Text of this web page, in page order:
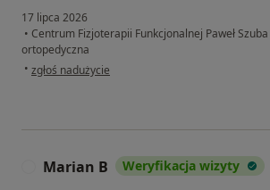
17 lipca 2026
• Centrum Fizjoterapii Funkcjonalnej Paweł Szuba
ortopedyczna
• w opinii użytkownika Robert.
zgłoś nadużycie
Marian B Weryfikacja wizyty